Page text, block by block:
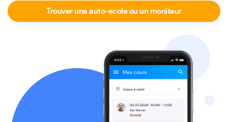
Trouver une auto-ecole ou un moniteur